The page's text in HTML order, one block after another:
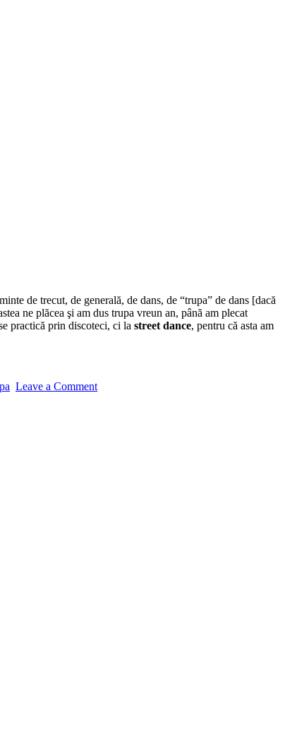
de trecut, de generală, de dans, de “trupa” de dans [dacă
ne plăcea şi am dus trupa vreun an, până am plecat
practică prin discoteci, ci la street dance, pentru că asta am
Leave a Comment